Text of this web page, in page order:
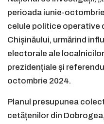
perioada iunie-
celule politice operative
Chișinăului, urmărind
electorale ale
prezidențiale și
octombrie 2024.
Planul presupunea
cetățenilor din